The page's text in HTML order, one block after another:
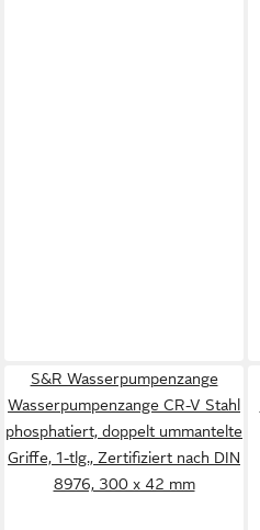
S&R Wasserpumpenzange
Wasserpumpenzange CR-V Stahl
phosphatiert, doppelt ummantelte
Griffe, 1-tlg., Zertifiziert nach DIN
8976, 300 x 42 mm